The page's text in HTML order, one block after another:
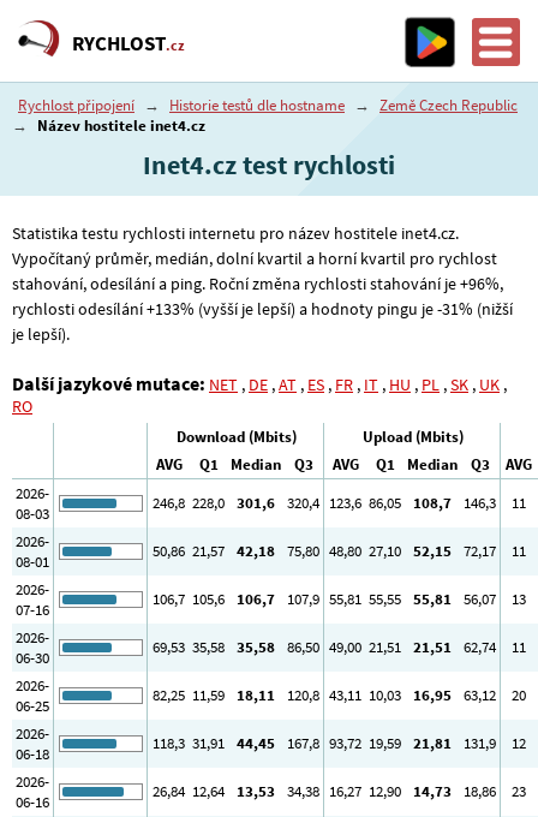
RYCHLOST.cz
Rychlost připojení → Historie testů dle hostname → Země Czech Republic
→
Název hostitele inet4.cz
Inet4.cz test rychlosti
Statistika testu rychlosti internetu pro název hostitele inet4.cz.
Vypočítaný průměr, medián, dolní kvartil a horní kvartil pro rychlost
stahování, odesílání a ping. Roční změna rychlosti stahování je +96%,
rychlosti odesílání +133% (vyšší je lepší) a hodnoty pingu je -31% (nižší
je lepší).
Další jazykové mutace: NET , DE ,AT , ES , FR , IT , HU , PL ,SK , UK ,
RO
Download (Mbits)
Upload (Mbits)
AVG
Q1 Median Q3 AVG Q1 Median Q3
AVG
2026-
08-03
246,8 228,0 301,6 320,4 123,6 86,05 108,7 146,3
11
2026-
08-01
50,86 21,57 42,18 75,80 48,80 27,10 52,15 72,17
11
2026-
07-16
106,7 105,6 106,7 107,9 55,81 55,55 55,81 56,07
13
2026-
06-30
69,53 35,58 35,58 86,50 49,00 21,51 21,51 62,74
11
2026-
06-25
82,25 11,59 18,11 120,8 43,11 10,03 16,95 63,12
20
2026-
06-18
118,3 31,91 44,45 167,8 93,72 19,59 21,81 131,9
12
2026-
06-16
26,84 12,64 13,53 34,38 16,27 12,90 14,73 18,86
23